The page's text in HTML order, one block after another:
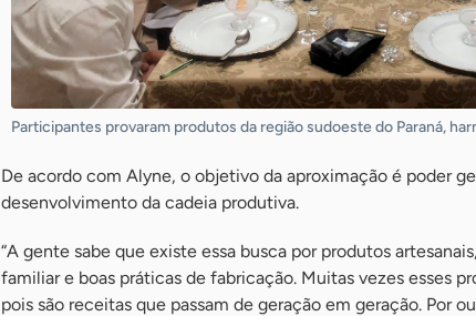
Participantes provaram produtos da região sudoeste do Paraná,
De acordo com Alyne, o objetivo da aproximação é poder
desenvolvimento da cadeia produtiva.
“A gente sabe que existe essa busca por produtos
familiar e boas práticas de fabricação. Muitas vezes esses
pois são receitas que passam de geração em geração. Por